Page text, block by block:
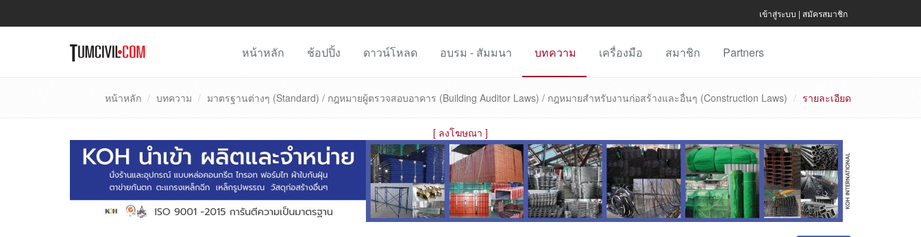
เข้าสู่ระบบ | สมัครสมาชิก
หน้าหลัก ช้อปปิ้ง ดาวน์โหลด อบรม - สัมมนา บทความ เครื่องมือ สมาชิก Partners
หน้าหลัก บทความ มาตรฐานต่างๆ (Standard) / กฎหมายผู้ตรวจสอบอาคาร (Building Auditor Laws) / กฎหมายสำหรับงานก่อสร้างและอื่นๆ (Construction Laws) รายละเอียด
[ ลงโฆษณา ]